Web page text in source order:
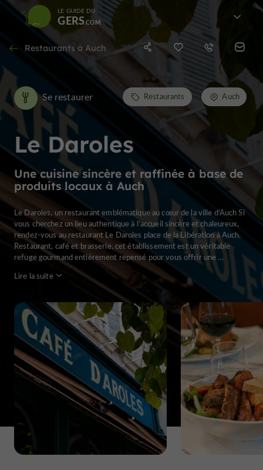
LE GUIDE DU
GERS
Restaurants à Auch
Le Daroles
Une cuisine sincère et raffinée à base de
produits locaux à Auch
Se restaurer Restaurants Auch
Le Daroles, un restaurant emblématique au cœur de la ville d’Auch Si
vous cherchez un lieu authentique à l’accueil sincère et chaleureux,
rendez-vous au restaurant Le Daroles place de la Libération à Auch.
Restaurant, café et brasserie, cet établissement est un véritable
refuge gourmand entièrement repensé pour vous offrir une ...
Lire la suite